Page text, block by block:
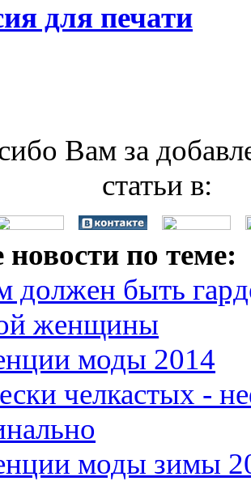
для печати
Вам за
статьи в:
новости по теме:
должен быть
женщины
моды 2014
челкастых -
моды зимы